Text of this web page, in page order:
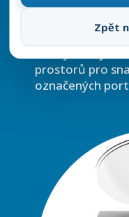
pacienta do
Vlastní jemně
zachytí až 90
prostorů pro
označených
Zpět